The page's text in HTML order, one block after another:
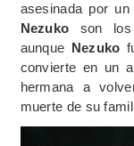
asesinada por
Nezuko son los
aunque Nezuko
convierte en un
hermana a
muerte de su